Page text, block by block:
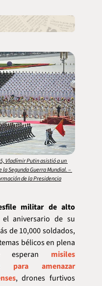
Vladímir Putin asistió a un
Segunda Guerra Mundial. –
de la Presidencia
militar de alto
el aniversario de su
de 10,000 soldados,
bélicos en plena
esperan misiles
para amenazar
, drones furtivos